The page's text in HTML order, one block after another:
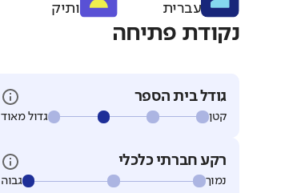
עברית
ותיק
נקודת פתיחה
גודל בית הספר
גדול מאוד קטן
רקע חברתי כלכלי
גבוה נמוך